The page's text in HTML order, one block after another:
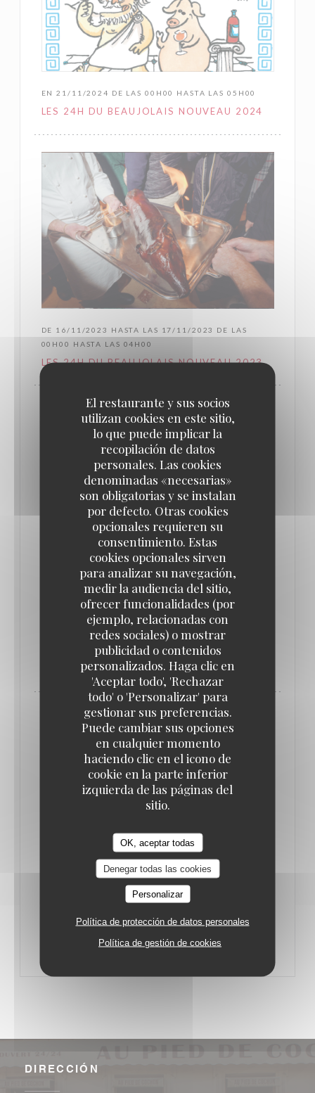
El restaurante y sus socios
utilizan cookies en este sitio,
lo que puede implicar la
recopilación de datos
personales. Las cookies
denominadas «necesarias»
son obligatorias y se instalan
por defecto. Otras cookies
opcionales requieren su
consentimiento. Estas
cookies opcionales sirven
para analizar su navegación,
medir la audiencia del sitio,
ofrecer funcionalidades (por
ejemplo, relacionadas con
redes sociales) o mostrar
publicidad o contenidos
personalizados. Haga clic en
'Aceptar todo', 'Rechazar
todo' o 'Personalizar' para
gestionar sus preferencias.
Puede cambiar sus opciones
en cualquier momento
haciendo clic en el icono de
cookie en la parte inferior
izquierda de las páginas del
sitio.
OK, aceptar todas
Denegar todas las cookies
Personalizar
Política de protección de datos personales
Política de gestión de cookies
EN 21/11/2024 DE LAS 00H00 HASTA LAS 05H00
LES 24H DU BEAUJOLAIS NOUVEAU 2024
DE 16/11/2023 HASTA LAS 17/11/2023 DE LAS
00H00 HASTA LAS 04H00
LES 24H DU BEAUJOLAIS NOUVEAU 2023
DE 16/11/2022 HASTA LAS 17/11/2022 DE LAS
00H00 HASTA LAS 04H00
LES 24H DU BEAUJOLAIS NOUVEAU 2022
MÁS INFORMACIÓN((ABRE EN UNA NUEVA
DE 17/11/2021 HASTA LAS 18/11/2021 DE LAS
23H30 HASTA LAS 23H30
LES 24H DU BEAUJOLAIS NOUVEAU 2021
AU PIED DE COCHON
DIRECCIÓN